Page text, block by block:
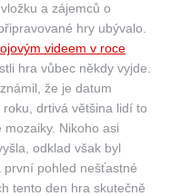
a zájemců o
hry ubývalo.
videem v roce
hra vůbec někdy vyjde.
že je datum
drtivá většina lidí to
Nikoho asi
odklad však byl
první pohled nešťastné
tento den hra skutečně